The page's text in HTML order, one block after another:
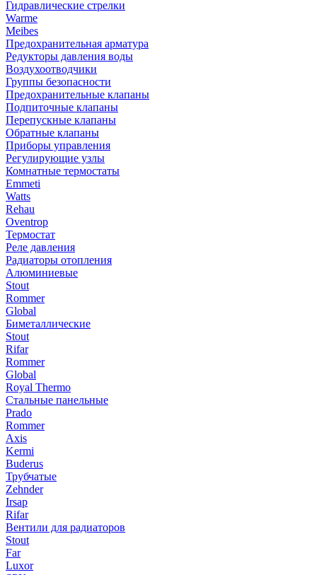
Гидравлические стрелки
Warme
Meibes
Предохранительная арматура
Редукторы давления воды
Воздухоотводчики
Группы безопасности
Предохранительные клапаны
Подпиточные клапаны
Перепускные клапаны
Обратные клапаны
Приборы управления
Регулирующие узлы
Комнатные термостаты
Emmeti
Watts
Rehau
Oventrop
Термостат
Реле давления
Радиаторы отопления
Алюминиевые
Stout
Rommer
Global
Биметаллические
Stout
Rifar
Rommer
Global
Royal Thermo
Стальные панельные
Prado
Rommer
Axis
Kermi
Buderus
Трубчатые
Zehnder
Irsap
Rifar
Вентили для радиаторов
Stout
Far
Luxor